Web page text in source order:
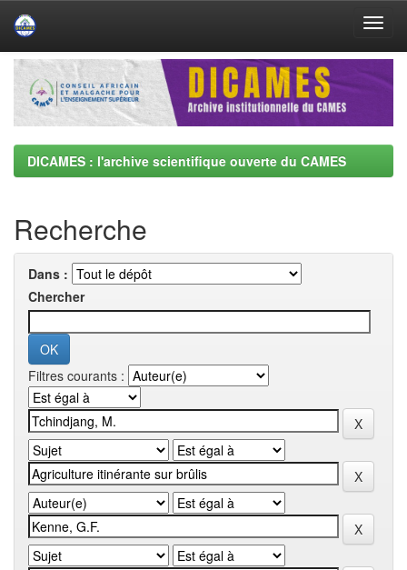
Skip
navigation
DICAMES : l'archive scientifique ouverte du CAMES
Recherche
Dans :
Chercher
Filtres courants :